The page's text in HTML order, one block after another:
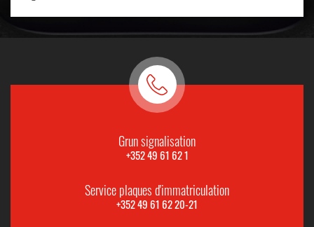
Grun signalisation
+352 49 61 62 1
Service plaques d'immatriculation
+352 49 61 62 20-21